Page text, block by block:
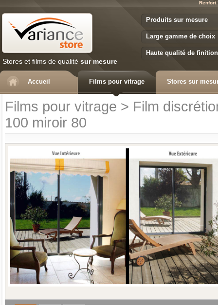
Renfort
Stores et films de qualité sur mesure
Produits sur mesure
Large gamme de choix
Haute qualité de finition
Accueil Films pour vitrage Stores sur
Films pour vitrage > Film
100 miroir 80